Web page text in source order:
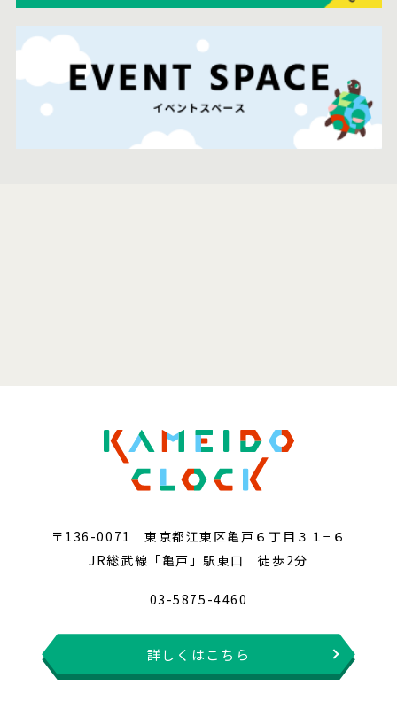
〒136-0071 東京都江東区亀戸６丁目３１−６
JR総武線「亀戸」駅東口 徒歩2分
03-5875-4460
詳しくはこちら